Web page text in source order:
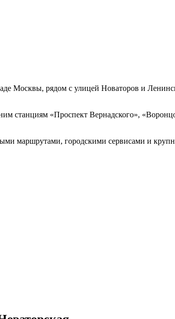
Москвы, рядом с улицей Новаторов и
станциям «Проспект Вернадского»,
маршрутами, городскими сервисами и